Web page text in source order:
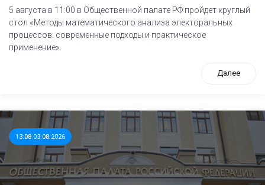
5 августа в 11:00 в Общественной палате РФ пройдет круглый
стол «Методы математического анализа электоральных
процессов: современные подходы и практическое
применение».
Далее
13:08 03.08.2026